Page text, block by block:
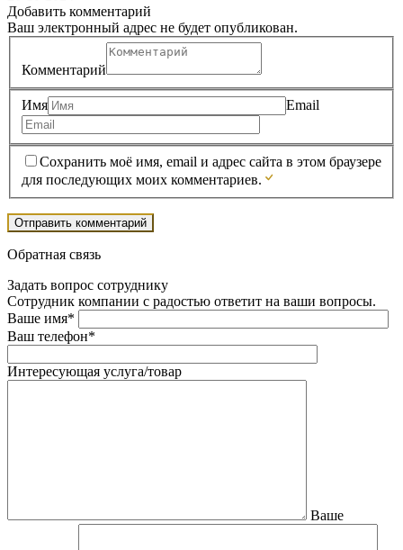
Добавить комментарий
Ваш электронный адрес не будет опубликован.
Комментарий
Имя Email
Сохранить моё имя, email и адрес сайта в этом браузере
для последующих моих комментариев.
Обратная связь
Задать вопрос сотруднику
Сотрудник компании с радостью ответит на ваши вопросы.
Ваше имя*
Ваш телефон*
Интересующая услуга/товар
Ваше